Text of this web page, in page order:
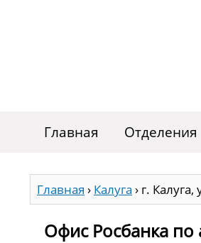
Главная Отделения
Главная › Калуга › г.
Офис Росбанка по